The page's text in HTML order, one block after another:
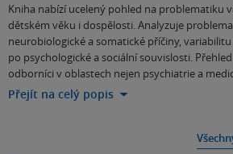
Kniha nabízí ucelený pohled na problematiku
dětském věku i dospělosti. Analyzuje
neurobiologické a somatické příčiny,
po psychologické a sociální souvislosti.
odborníci v oblastech nejen psychiatrie a
Přejít na celý popis